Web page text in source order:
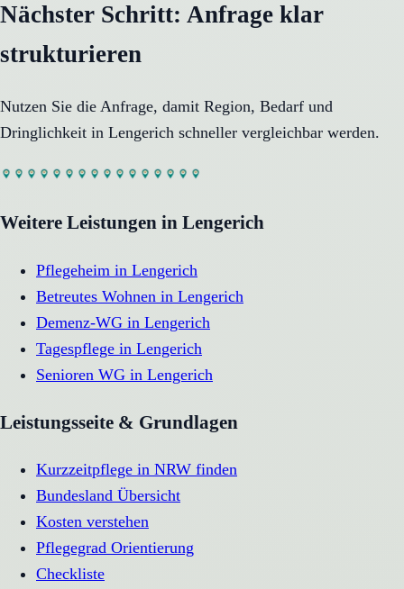
Nächster Schritt: Anfrage klar
strukturieren
Nutzen Sie die Anfrage, damit Region, Bedarf und
Dringlichkeit in Lengerich schneller vergleichbar werden.
Weitere Leistungen in Lengerich
Pflegeheim in Lengerich
Betreutes Wohnen in Lengerich
Demenz-WG in Lengerich
Tagespflege in Lengerich
Senioren WG in Lengerich
Leistungsseite & Grundlagen
Kurzzeitpflege in NRW finden
Bundesland Übersicht
Kosten verstehen
Pflegegrad Orientierung
Checkliste